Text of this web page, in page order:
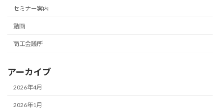
セミナー案内
動画
商工会議所
アーカイブ
2026年4月
2026年1月